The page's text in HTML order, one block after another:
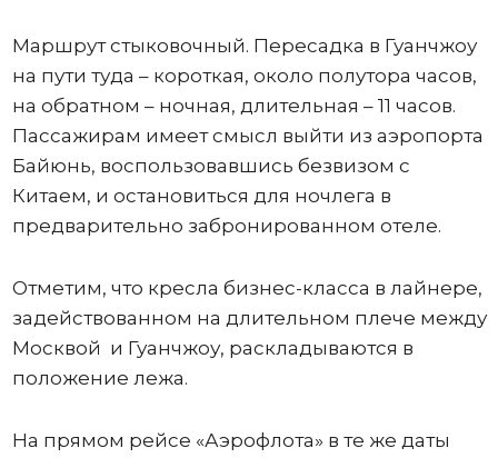
Маршрут стыковочный. Пересадка в Гуанчжоу
на пути туда – короткая, около полутора часов,
на обратном – ночная, длительная – 11 часов.
Пассажирам имеет смысл выйти из аэропорта
Байюнь, воспользовавшись безвизом с
Китаем, и остановиться для ночлега в
предварительно забронированном отеле.
Отметим, что кресла бизнес-класса в лайнере,
задействованном на длительном плече между
Москвой и Гуанчжоу, раскладываются в
положение лежа.
На прямом рейсе «Аэрофлота» в те же даты